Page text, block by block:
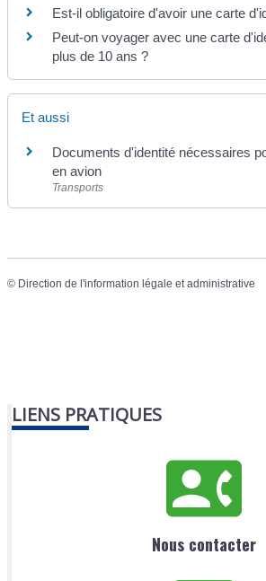
Est-il obligatoire d'avoir une carte
Peut-on voyager avec une carte
plus de 10 ans ?
Et aussi
Documents d'identité nécessaires
en avion
Transports
© Direction de l'information légale et administrative
LIENS PRATIQUES
Nous contacter